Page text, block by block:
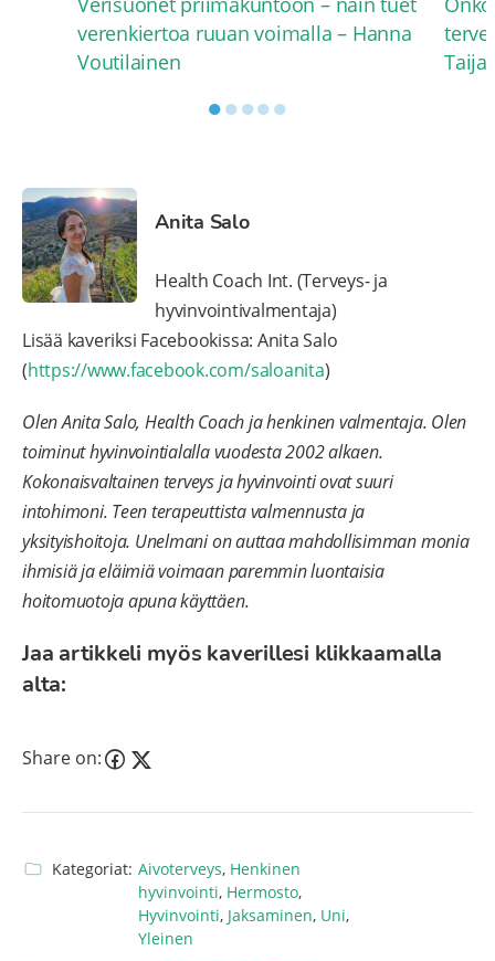
verenkiertoa ruuan voimalla – Hanna
Voutilainen
Taija
●●●●●
Anita Salo
Health Coach Int. (Terveys- ja
hyvinvointivalmentaja)
Lisää kaveriksi Facebookissa: Anita Salo
(https://www.facebook.com/saloanita)
Olen Anita Salo, Health Coach ja henkinen valmentaja. Olen
toiminut hyvinvointialalla vuodesta 2002 alkaen.
Kokonaisvaltainen terveys ja hyvinvointi ovat suuri
intohimoni. Teen terapeuttista valmennusta ja
yksityishoitoja. Unelmani on auttaa mahdollisimman monia
ihmisiä ja eläimiä voimaan paremmin luontaisia
hoitomuotoja apuna käyttäen.
Jaa artikkeli myös kaverillesi klikkaamalla
alta:
Share on:
Kategoriat: Aivoterveys, Henkinen
hyvinvointi, Hermosto,
Hyvinvointi, Jaksaminen, Uni,
Yleinen